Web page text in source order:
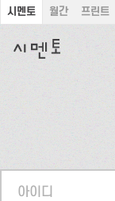
시멘토 월간 프린트
아이디